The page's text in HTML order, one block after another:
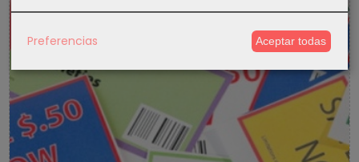
-5%
Preferencias Aceptar todas